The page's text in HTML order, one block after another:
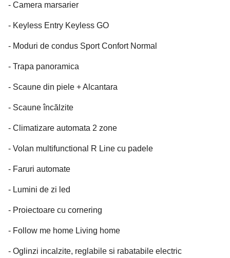
- Camera marsarier
- Keyless Entry Keyless GO
- Moduri de condus Sport Confort Normal
- Trapa panoramica
- Scaune din piele + Alcantara
- Scaune încălzite
- Climatizare automata 2 zone
- Volan multifunctional R Line cu padele
- Faruri automate
- Lumini de zi led
- Proiectoare cu cornering
- Follow me home Living home
- Oglinzi incalzite, reglabile si rabatabile electric